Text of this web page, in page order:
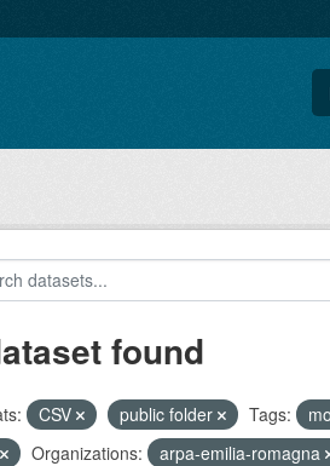
found
CSV public folder Tags:
Organizations: arpa-emilia-romagna